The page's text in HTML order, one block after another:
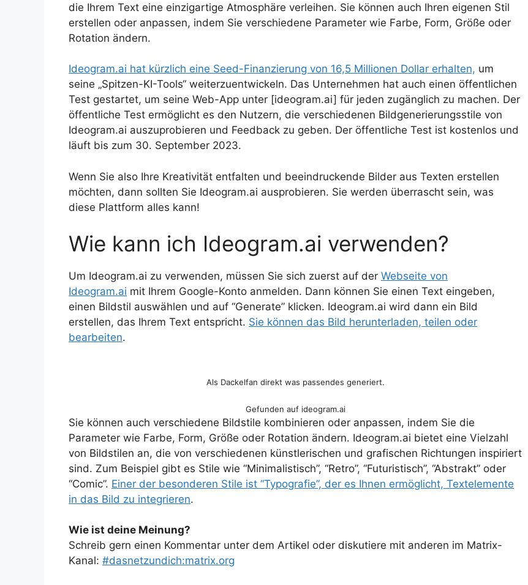
die Ihrem Text eine einzigartige Atmosphäre verleihen. Sie können auch Ihren eigenen Stil
erstellen oder anpassen, indem Sie verschiedene Parameter wie Farbe, Form, Größe oder
Rotation ändern.
Ideogram.ai hat kürzlich eine Seed-Finanzierung von 16,5 Millionen Dollar erhalten, um
seine „Spitzen-KI-Tools“ weiterzuentwickeln. Das Unternehmen hat auch einen öffentlichen
Test gestartet, um seine Web-App unter [ideogram.ai] für jeden zugänglich zu machen. Der
öffentliche Test ermöglicht es den Nutzern, die verschiedenen Bildgenerierungsstile von
Ideogram.ai auszuprobieren und Feedback zu geben. Der öffentliche Test ist kostenlos und
läuft bis zum 30. September 2023.
Wenn Sie also Ihre Kreativität entfalten und beeindruckende Bilder aus Texten erstellen
möchten, dann sollten Sie Ideogram.ai ausprobieren. Sie werden überrascht sein, was
diese Plattform alles kann!
Wie kann ich Ideogram.ai verwenden?
Um Ideogram.ai zu verwenden, müssen Sie sich zuerst auf der Webseite von
Ideogram.ai mit Ihrem Google-Konto anmelden. Dann können Sie einen Text eingeben,
einen Bildstil auswählen und auf “Generate” klicken. Ideogram.ai wird dann ein Bild
erstellen, das Ihrem Text entspricht. Sie können das Bild herunterladen, teilen oder
bearbeiten.
Als Dackelfan direkt was passendes generiert.
Gefunden auf ideogram.ai
Sie können auch verschiedene Bildstile kombinieren oder anpassen, indem Sie die
Parameter wie Farbe, Form, Größe oder Rotation ändern. Ideogram.ai bietet eine Vielzahl
von Bildstilen an, die von verschiedenen künstlerischen und grafischen Richtungen inspiriert
sind. Zum Beispiel gibt es Stile wie “Minimalistisch”, “Retro”, “Futuristisch”, “Abstrakt” oder
“Comic”. Einer der besonderen Stile ist “Typografie”, der es Ihnen ermöglicht, Textelemente
in das Bild zu integrieren.
Wie ist deine Meinung?
Schreib gern einen Kommentar unter dem Artikel oder diskutiere mit anderen im Matrix-
Kanal: #dasnetzundich:matrix.org